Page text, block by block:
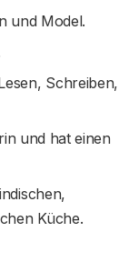
und Model.
Schreiben,
und hat einen
Küche.